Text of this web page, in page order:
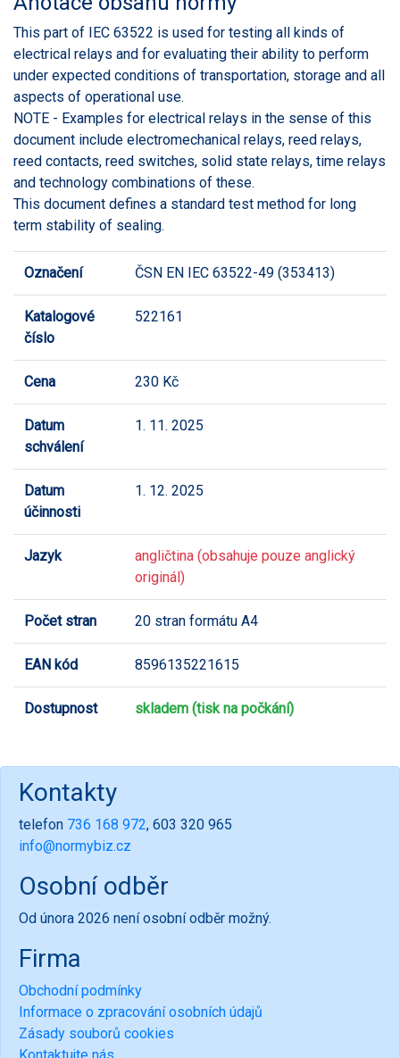
This part of IEC 63522 is used for testing all kinds of
electrical relays and for evaluating their ability to perform
under expected conditions of transportation, storage and all
aspects of operational use.
NOTE - Examples for electrical relays in the sense of this
document include electromechanical relays, reed relays,
reed contacts, reed switches, solid state relays, time relays
and technology combinations of these.
This document defines a standard test method for long
term stability of sealing.
Označení ČSN EN IEC 63522-49 (353413)
Katalogové
číslo
522161
Cena 230 Kč
Datum
schválení
1. 11. 2025
Datum
účinnosti
1. 12. 2025
Jazyk
angličtina (obsahuje pouze anglický
originál)
Počet stran 20 stran formátu A4
EAN kód 8596135221615
Dostupnost skladem (tisk na počkání)
Kontakty
telefon 736 168 972, 603 320 965
info@normybiz.cz
Osobní odběr
Od února 2026 není osobní odběr možný.
Firma
Obchodní podmínky
Informace o zpracování osobních údajů
Zásady souborů cookies
Kontaktujte nás